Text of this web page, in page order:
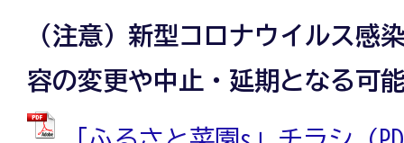
（注意）新型コロナウイルス感
容の変更や中止・延期となる可